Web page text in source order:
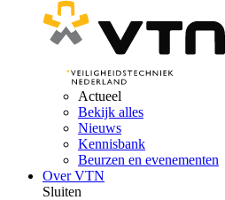
Actueel
Bekijk alles
Nieuws
Kennisbank
Beurzen en evenementen
Over VTN
Sluiten